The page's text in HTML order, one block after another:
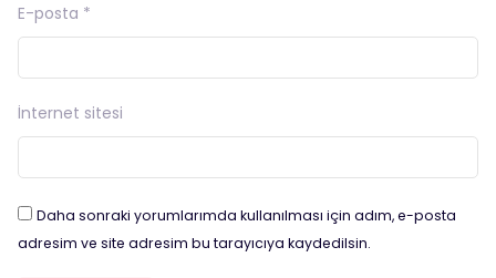
E-posta *
İnternet sitesi
Daha sonraki yorumlarımda kullanılması için adım, e-posta
adresim ve site adresim bu tarayıcıya kaydedilsin.